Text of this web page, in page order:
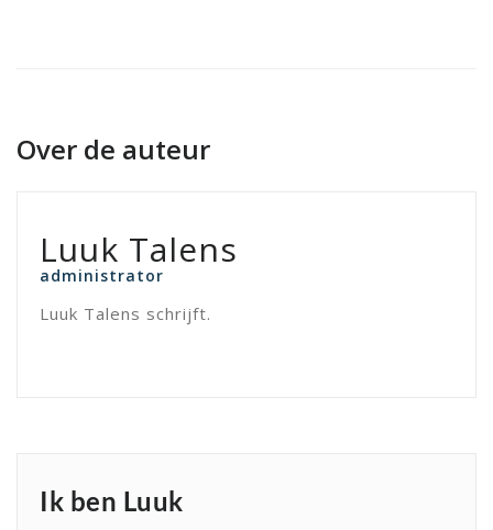
Over de auteur
Luuk Talens
administrator
Luuk Talens schrijft.
Ik ben Luuk